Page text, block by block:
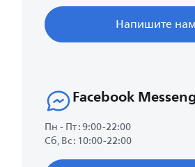
Напишите нам
Facebook
Пн - Пт : 9:00-22:00
Сб, Вс : 10:00-22:00